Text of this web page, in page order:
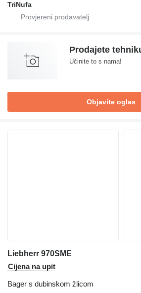
TriNufa
Prodajete
Učinite to s nama!
Objavite oglas
Liebherr 970SME
Cijena na upit
Bager s dubinskom žlicom